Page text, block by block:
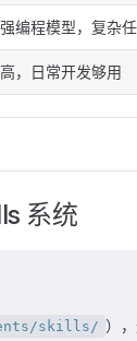
编程模型，复杂
，日常开发够用
系统
skills/ ）